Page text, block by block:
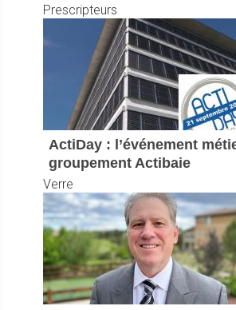
Prescripteurs
ActiDay : l’événement
groupement Actibaie
Verre